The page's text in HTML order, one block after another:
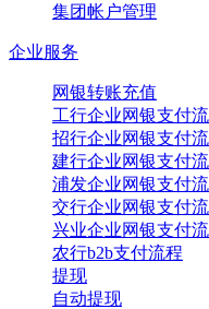
集团帐户管理
企业服务
网银转账充值
工行企业网银支付
招行企业网银支付
建行企业网银支付
浦发企业网银支付
交行企业网银支付
兴业企业网银支付
农行b2b支付流程
提现
自动提现